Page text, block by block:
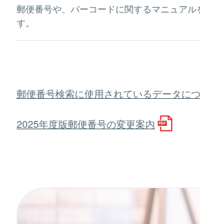
郵便番号や、バーコードに関するマニュアル
す。
郵便番号検索に使用されているデータに
2025年度版郵便番号の変更案内